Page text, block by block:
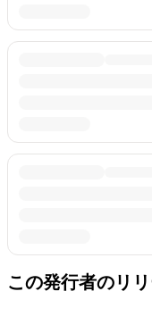
この発行者のリ